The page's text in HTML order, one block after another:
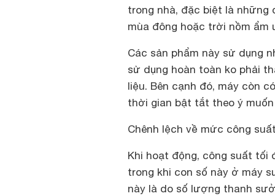
trong nhà, đặc biệt là những
mùa đông hoặc trời nồm ẩm
Các sản phẩm này sử dụng
sử dụng hoàn toàn ko phải
liệu. Bên cạnh đó, máy còn
thời gian bật tắt theo ý
Chênh lệch về mức công
Khi hoạt động, công suất tối
trong khi con số này ở máy
này là do số lượng thanh